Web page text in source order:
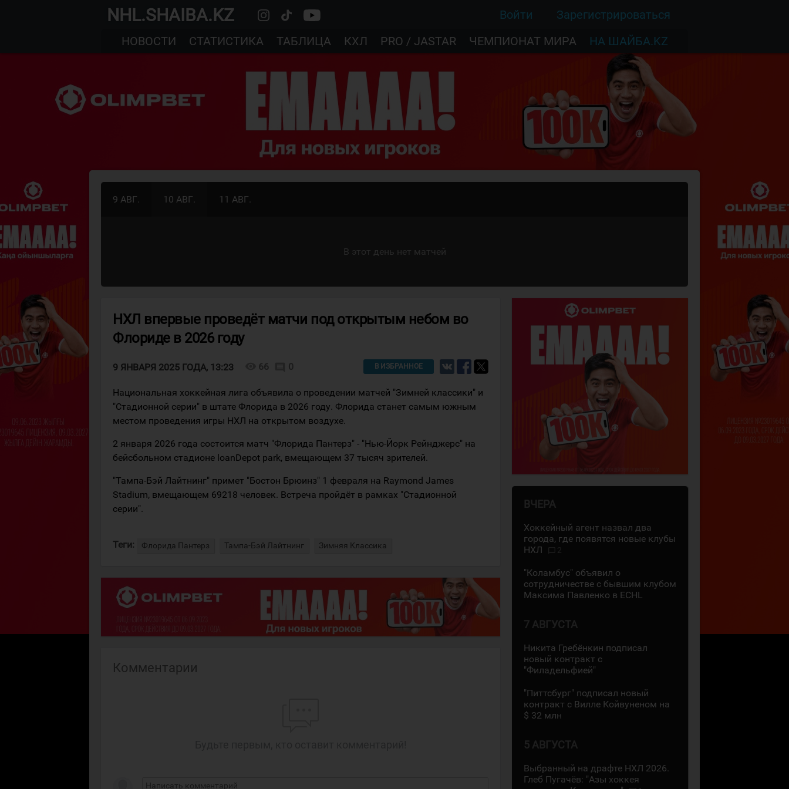
NHL.SHAIBA.KZ Войти
Зарегистрироваться
НОВОСТИ
СТАТИСТИКА ТАБЛИЦА КХЛ PRO / JASTAR ЧЕМПИОНАТ МИРА НА ШАЙБА.KZ
9 АВГ. 10 АВГ. 11 АВГ.
В этот день нет матчей
НХЛ впервые проведёт матчи под открытым небом во
Флориде в 2026 году
9 ЯНВАРЯ 2025 ГОДА, 13:23 66 0 В ИЗБРАННОЕ
Национальная хоккейная лига объявила о проведении матчей "Зимней классики" и
"Стадионной серии" в штате Флорида в 2026 году. Флорида станет самым южным
местом проведения игры НХЛ на открытом воздухе.
2 января 2026 года состоится матч "Флорида Пантерз" - "Нью-Йорк Рейнджерс" на
бейсбольном стадионе loanDepot park, вмещающем 37 тысяч зрителей.
"Тампа-Бэй Лайтнинг" примет "Бостон Брюинз" 1 февраля на Raymond James
Stadium, вмещающем 69218 человек. Встреча пройдёт в рамках "Стадионной
серии".
Теги: Флорида Пантерз Тампа-Бэй Лайтнинг Зимняя Классика
Комментарии
ВЧЕРА
Хоккейный агент назвал два
города, где появятся новые клубы
НХЛ
"Коламбус" объявил о
сотрудничестве с бывшим клубом
Максима Павленко в ECHL
7 АВГУСТА
Никита Гребёнкин подписал
новый контракт с
"Филадельфией"
"Питтсбург" подписал новый
контракт с Вилле Койвуненом на
$ 32 млн
5 АВГУСТА
Выбранный на драфте НХЛ 2026.
Глеб Пугачёв: "Азы хоккея